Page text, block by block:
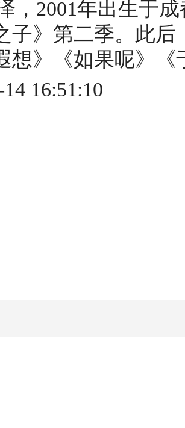
，2001年出生于
子》第二季。此
想》《如果呢》
16:51:10